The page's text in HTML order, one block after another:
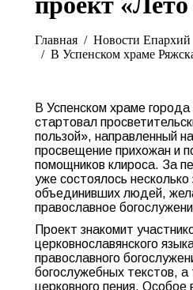
Главная
Новости Епархий
В Успенском храме
В Успенском храме города
стартовал
пользой», направленный
просвещение прихожан и
помощников клироса. За
уже состоялось несколько
объединивших людей,
православное
Проект знакомит
церковнославянского
православного
богослужебных текстов, а
церковного пения. Особое